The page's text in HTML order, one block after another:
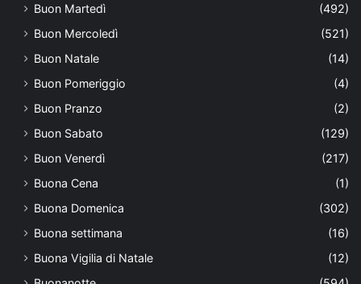
Buon Martedì
(492)
Buon Mercoledì
(521)
Buon Natale
(14)
Buon Pomeriggio
(4)
Buon Pranzo
(2)
Buon Sabato
(129)
Buon Venerdì
(217)
Buona Cena
(1)
Buona Domenica
(302)
Buona settimana
(16)
Buona Vigilia di Natale
(12)